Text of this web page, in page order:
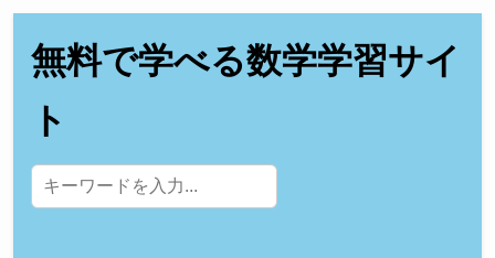
無料で学べる数学学習サイ
ト
サイト内検索